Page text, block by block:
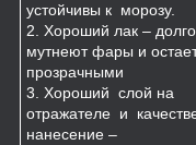
устойчивы к морозу.
2. Хороший лак –
мутнеют фары и
прозрачными
3. Хороший слой на
отражателе и
нанесение –